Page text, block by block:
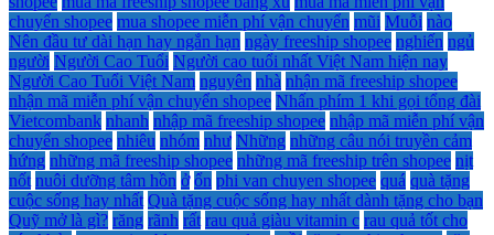
chuyển shopee mua shopee miễn phí vận chuyển mũi Muỗi nào
Nên đầu tư dài hạn hay ngắn hạn ngày freeship shopee nghiến ngủ
người Người Cao Tuổi Người cao tuổi nhất Việt Nam hiện nay
Người Cao Tuổi Việt Nam nguyên nhà nhận mã freeship shopee
nhận mã miễn phí vận chuyển shopee Nhấn phím 1 khi gọi tổng đài
Vietcombank nhanh nhập mã freeship shopee nhập mã miễn phí vận
chuyển shopee nhiêu nhóm như Những những câu nói truyền cảm
hứng những mã freeship shopee những mã freeship trên shopee nịt
nốt nuôi dưỡng tâm hồn ở ổn phi van chuyen shopee quá quà tặng
cuộc sống hay nhất Quà tặng cuộc sống hay nhất dành tặng cho bạn
Quỹ mở là gì? răng rãnh rất rau quả giàu vitamin c rau quả tốt cho